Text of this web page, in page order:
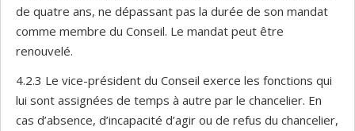
de quatre ans, ne dépassant pas la durée de son mandat
comme membre du Conseil. Le mandat peut être
renouvelé.
4.2.3 Le vice-président du Conseil exerce les fonctions qui
lui sont assignées de temps à autre par le chancelier. En
cas d’absence, d’incapacité d’agir ou de refus du chancelier,